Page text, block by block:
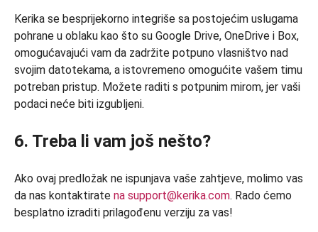
Kerika se besprijekorno integriše sa postojećim uslugama
pohrane u oblaku kao što su Google Drive, OneDrive i Box,
omogućavajući vam da zadržite potpuno vlasništvo nad
svojim datotekama, a istovremeno omogućite vašem timu
potreban pristup. Možete raditi s potpunim mirom, jer vaši
podaci neće biti izgubljeni.
6. Treba li vam još nešto?
Ako ovaj predložak ne ispunjava vaše zahtjeve, molimo vas
da nas kontaktirate na support@kerika.com. Rado ćemo
besplatno izraditi prilagođenu verziju za vas!